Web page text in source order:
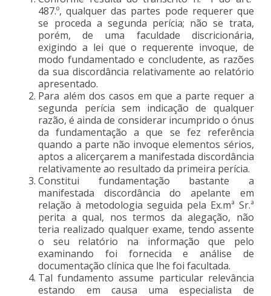
487.º, qualquer das partes pode requerer que
se proceda a segunda perícia; não se trata,
porém, de uma faculdade discricionária,
exigindo a lei que o requerente invoque, de
modo fundamentado e concludente, as razões
da sua discordância relativamente ao relatório
apresentado.
Para além dos casos em que a parte requer a
segunda perícia sem indicação de qualquer
razão, é ainda de considerar incumprido o ónus
da fundamentação a que se fez referência
quando a parte não invoque elementos sérios,
aptos a alicerçarem a manifestada discordância
relativamente ao resultado da primeira perícia.
Constitui fundamentação bastante a
manifestada discordância do apelante em
relação à metodologia seguida pela Ex.mª Sr.ª
perita a qual, nos termos da alegação, não
teria realizado qualquer exame, tendo assente
o seu relatório na informação que pelo
examinando foi fornecida e análise de
documentação clínica que lhe foi facultada.
Tal fundamento assume particular relevância
estando em causa uma especialista de